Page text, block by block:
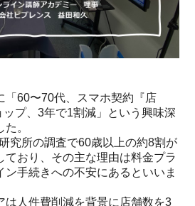
「60〜70代、スマホ契約『店
プ、3年で1割減」という興味深
。
究所の調査で60歳以上の約8割が
ており、その主な理由は料金プラ
ン手続きへの不安にあるといいま
は人件費削減を背景に店舗数を3